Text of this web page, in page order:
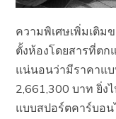
ความพิเศษเพิ่มเติม
ตั้งห้องโดยสารที่ตก
แน่นอนว่ามีราคาแบ
2,661,300 บาท ยิ่ง
แบบสปอร์ตคาร์บอ